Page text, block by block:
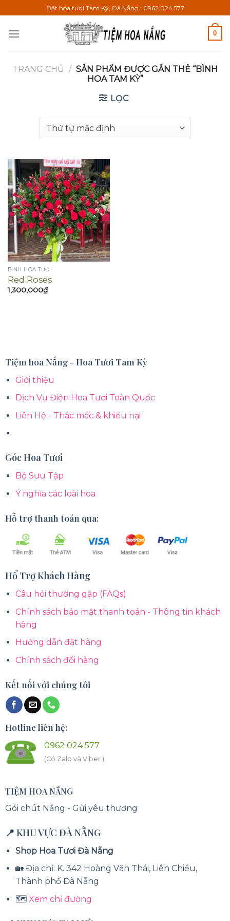
qua
nội
Đặt hoa tươi Tam Kỳ, Đà Nẵng : 0962 024 577
0
TRANG CHỦ / SẢN PHẨM ĐƯỢC GẮN THẺ “BÌNH
HOA TAM KỲ”
LỌC
BÌNH HOA TƯƠI
Red Roses
1,300,000₫
Tiệm hoa Nắng - Hoa Tươi Tam Kỳ
Giới thiệu
Dịch Vụ Điện Hoa Tươi Toàn Quốc
Liên Hệ - Thắc mắc & khiếu nại
Góc Hoa Tươi
Bộ Sưu Tập
Ý nghĩa các loài hoa
Hỗ trợ thanh toán qua:
Hổ Trợ Khách Hàng
Câu hỏi thường gặp (FAQs)
Chính sách bảo mật thanh toán - Thông tin khách
hàng
Hướng dẫn đặt hàng
Chính sách đổi hàng
Kết nối với chúng tôi
Hotline liên hệ:
0962 024 577
(Có Zalo và Viber )
TIỆM HOA NẮNG
Gói chút Nắng - Gửi yêu thương
📍 KHU VỰC ĐÀ NẴNG
Shop Hoa Tươi Đà Nẵng
🏡 Địa chỉ: K. 342 Hoàng Văn Thái, Liên Chiểu,
Thành phố Đà Nẵng
🗺️Xem chỉ đường